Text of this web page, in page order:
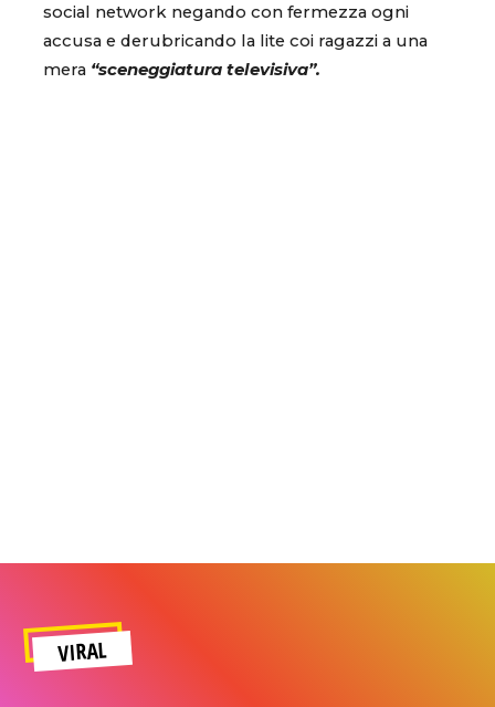
social network negando con fermezza ogni
accusa e derubricando la lite coi ragazzi a una
mera “sceneggiatura televisiva”.
VIRAL